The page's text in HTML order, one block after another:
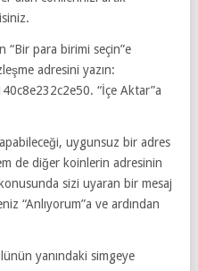
“Bir para birimi seçin”e
adresini yazın:
“İçe Aktar”a
uygunsuz bir adres
de diğer koinlerin adresinin
sizi uyaran bir mesaj
“Anlıyorum”a ve ardından
yanındaki simgeye